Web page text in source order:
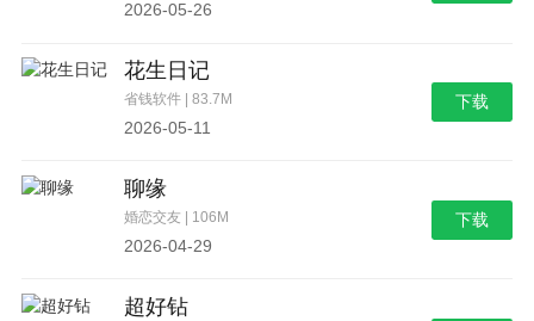
2026-05-26
花生日记
省钱软件 | 83.7M
2026-05-11
下载
聊缘
婚恋交友 | 106M
2026-04-29
下载
超好钻